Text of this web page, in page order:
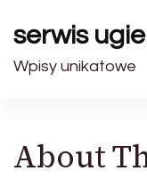
serwis
Wpisy unikatowe
About